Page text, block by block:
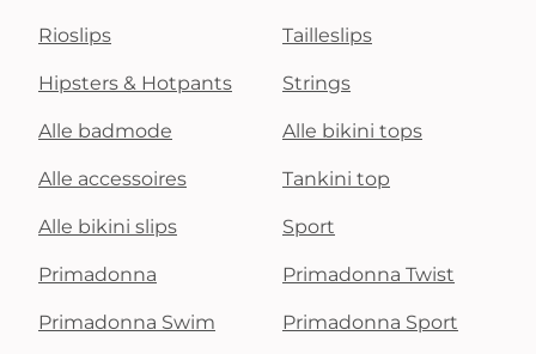
Rioslips Tailleslips
Hipsters & Hotpants Strings
Alle badmode Alle bikini tops
Alle accessoires Tankini top
Alle bikini slips Sport
Primadonna Primadonna Twist
Primadonna Swim Primadonna Sport